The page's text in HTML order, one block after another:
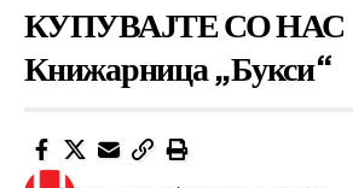
КУПУВАЈТЕ СО НАС
Книжарница „Букси“